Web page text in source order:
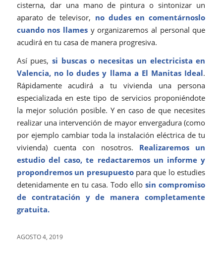
cisterna, dar una mano de pintura o sintonizar un
aparato de televisor, no dudes en comentárnoslo
cuando nos llamesy organizaremos al personal que
acudirá en tu casa de manera progresiva.
Así pues,si buscas o necesitas un electricista en
Valencia, no lo dudes y llama a El Manitas Ideal.
Rápidamente acudirá a tu vivienda una persona
especializada en este tipo de servicios proponiéndote
la mejor solución posible. Y en caso de que necesites
realizar una intervención de mayor envergadura (como
por ejemplo cambiar toda la instalación eléctrica de tu
vivienda) cuenta con nosotros. Realizaremos un
estudio del caso, te redactaremos un informe y
propondremos un presupuestopara que lo estudies
detenidamente en tu casa. Todo ellosin compromiso
de contratación y de manera completamente
gratuita.
AGOSTO 4, 2019